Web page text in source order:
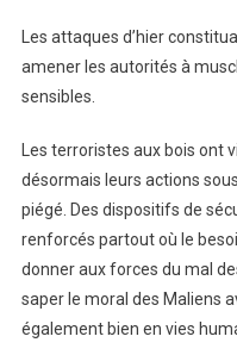
Les attaques d’hier
amener les autorités à
sensibles.
Les terroristes aux bois ont
désormais leurs actions
piégé. Des dispositifs de
renforcés partout où le
donner aux forces du mal
saper le moral des Maliens
également bien en vies